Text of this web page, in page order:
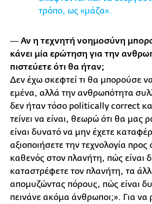
τρόπο, ως «μάζα».
― Αν η τεχνητή νοημοσύνη
κάνει μία ερώτηση για την
πιστεύετε ότι θα ήταν;
Δεν έχω σκεφτεί τι θα μπορούσε
εμένα, αλλά την ανθρωπότητα
δεν ήταν τόσο politically correct
τείνει να είναι, θεωρώ ότι θα μας
είναι δυνατό να μην έχετε
αξιοποιήσετε την τεχνολογία προς
καθενός στον πλανήτη, πώς είναι
καταστρέφετε τον πλανήτη, τα
απομυζώντας πόρους, πώς είναι
πεινάνε ακόμα άνθρωποι;». Για